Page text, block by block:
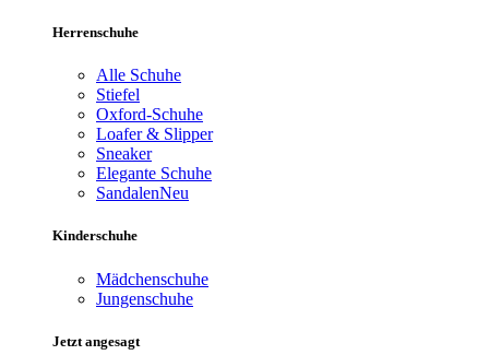
Herrenschuhe
Alle Schuhe
Stiefel
Oxford-Schuhe
Loafer & Slipper
Sneaker
Elegante Schuhe
SandalenNeu
Kinderschuhe
Mädchenschuhe
Jungenschuhe
Jetzt angesagt